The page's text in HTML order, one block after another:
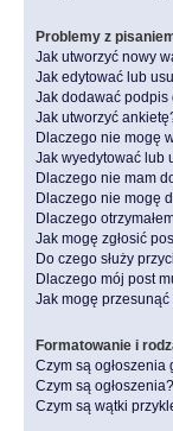
Problemy z
Jak utworzyć nowy
Jak edytować lub
Jak dodawać podpis
Jak utworzyć
Dlaczego nie mogę
Jak wyedytować lub
Dlaczego nie mam
Dlaczego nie mogę
Dlaczego
Jak mogę zgłosić
Do czego służy
Dlaczego mój post
Jak mogę
Formatowanie i
Czym są ogłoszenia
Czym są ogłoszenia?
Czym są wątki